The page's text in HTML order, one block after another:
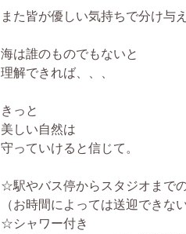
また皆が優しい気持ちで分け与
海は誰のものでもないと
理解できれば、、、
きっと
美しい自然は
守っていけると信じて。
☆駅やバス停からスタジオまで
（お時間によっては送迎できな
☆シャワー付き